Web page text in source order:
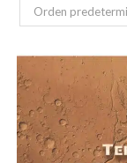
Orden